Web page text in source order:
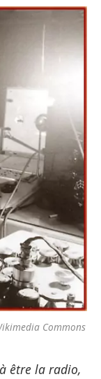
Commons
être la radio,